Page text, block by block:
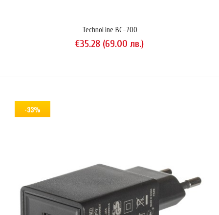
RV и др. акумулатори с капацитет до 30 Ah. Noco G..
TechnoLine BC-700
€35.28 (69.00 лв.)
-33%